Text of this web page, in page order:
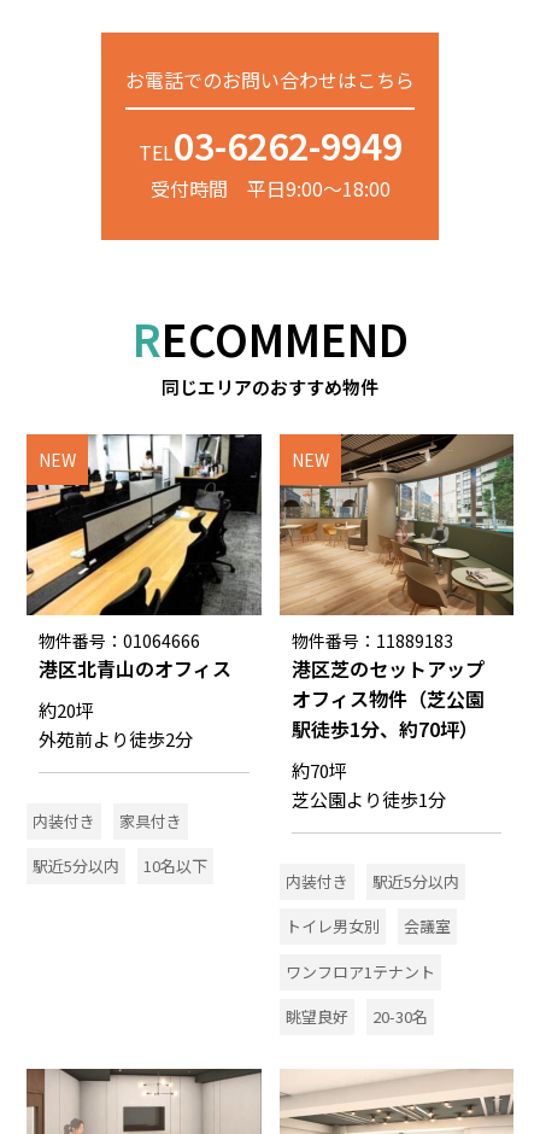
お電話でのお問い合わせはこちら
TEL03-6262-9949
受付時間 平日9:00～18:00
RECOMMEND
同じエリアのおすすめ物件
NEW
物件番号：01064666
港区北青山のオフィス
約20坪
外苑前より徒歩2分
内装付き
家具付き
駅近5分以内
10名以下
NEW
物件番号：11889183
港区芝のセットアップ
オフィス物件（芝公園
駅徒歩1分、約70坪）
約70坪
芝公園より徒歩1分
内装付き
駅近5分以内
トイレ男女別
会議室
ワンフロア1テナント
眺望良好
20-30名